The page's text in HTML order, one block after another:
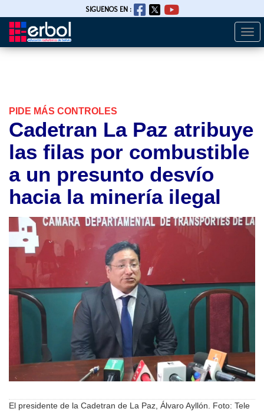
Pasar
SIGUENOS EN :
PIDE MÁS CONTROLES
Cadetran La Paz atribuye
las filas por combustible
a un presunto desvío
hacia la minería ilegal
El presidente de la Cadetran de La Paz, Álvaro Ayllón. Foto: Tele